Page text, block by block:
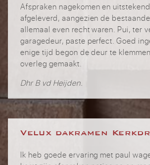
Afspraken nagekomen en
afgeleverd, aangezien de
allemaal even recht waren. Pui, ter
garagedeur, paste perfect. Goed
enige tijd begon de deur te
overleg gemaakt.
Dhr B vd Heijden.
Velux dakramen
Ik heb goede ervaring met paul